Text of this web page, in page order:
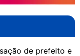
de prefeito e